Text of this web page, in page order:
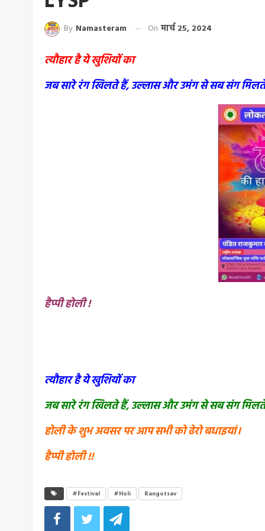
By Namasteram On मार्च 25, 2024
त्यौहार है ये खुशियों का
जब सारे रंग खिलते हैं, उल्लास और उमंग से सब संग
हैप्पी होली !
त्यौहार है ये खुशियों का
जब सारे रंग खिलते हैं, उल्लास और उमंग से सब संग
होली के शुभ अवसर पर आप सभी को ढेरो बधाइयां।
हैप्पी होली !!
#Festival #Holi Rangotsav